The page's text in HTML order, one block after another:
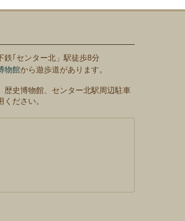
鉄｢センター北」駅徒歩8分
物館から遊歩道があります。
歴史博物館、センター北駅周辺駐車
ください。